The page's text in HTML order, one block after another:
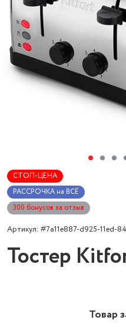
СТОП-ЦЕНА
РАССРОЧКА на ВСЁ
300 бонусов за отзыв
Артикул: #7a11e887-d925-11ed-
Тостер
Товар